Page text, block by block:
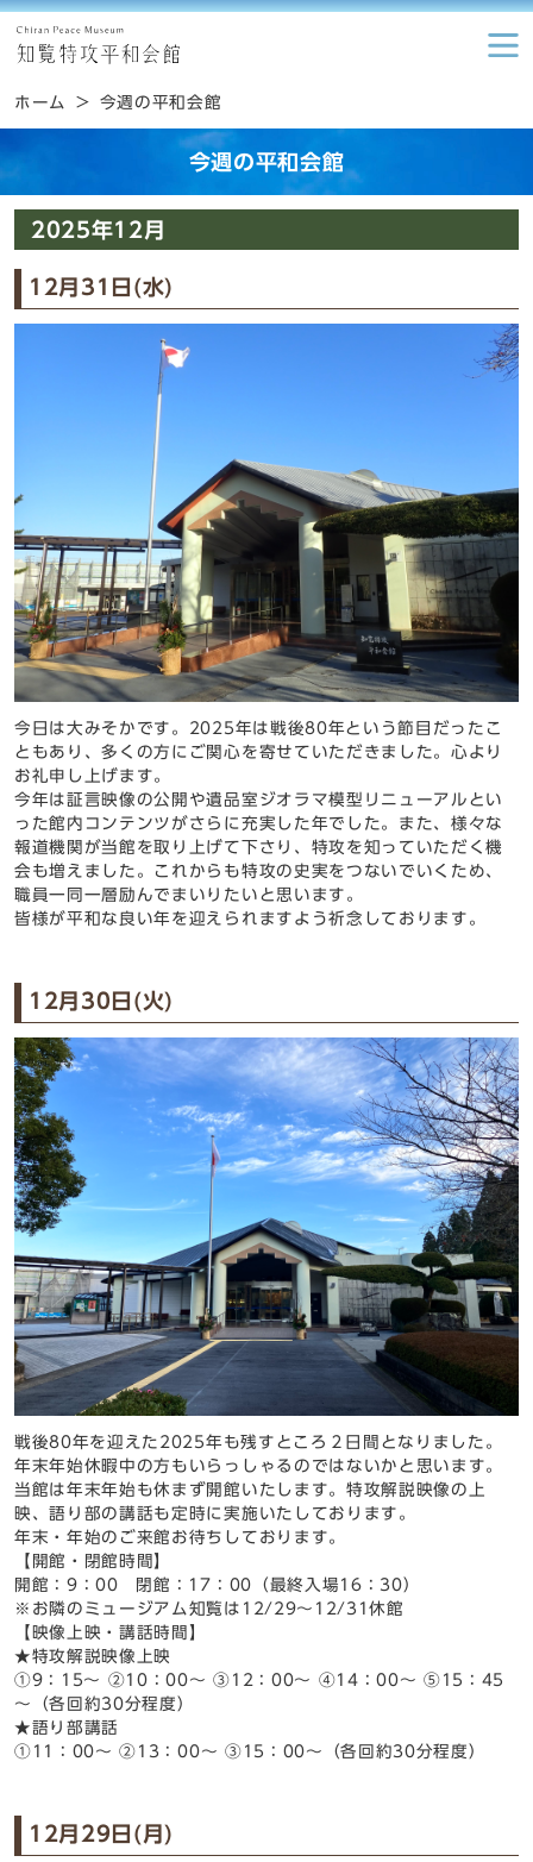
ホーム 今週の平和会館
今週の平和会館
2025年12月
12月31日(水)
今日は大みそかです。2025年は戦後80年という節目だったこ
ともあり、多くの方にご関心を寄せていただきました。心より
お礼申し上げます。
今年は証言映像の公開や遺品室ジオラマ模型リニューアルとい
った館内コンテンツがさらに充実した年でした。また、様々な
報道機関が当館を取り上げて下さり、特攻を知っていただく機
会も増えました。これからも特攻の史実をつないでいくため、
職員一同一層励んでまいりたいと思います。
皆様が平和な良い年を迎えられますよう祈念しております。
12月30日(火)
戦後80年を迎えた2025年も残すところ２日間となりました。
年末年始休暇中の方もいらっしゃるのではないかと思います。
当館は年末年始も休まず開館いたします。特攻解説映像の上
映、語り部の講話も定時に実施いたしております。
年末・年始のご来館お待ちしております。
【開館・閉館時間】
開館：9：00 閉館：17：00（最終入場16：30）
※お隣のミュージアム知覧は12/29～12/31休館
【映像上映・講話時間】
★特攻解説映像上映
①9：15～ ②10：00～ ③12：00～ ④14：00～ ⑤15：45
～（各回約30分程度）
★語り部講話
①11：00～ ②13：00～ ③15：00～（各回約30分程度）
12月29日(月)